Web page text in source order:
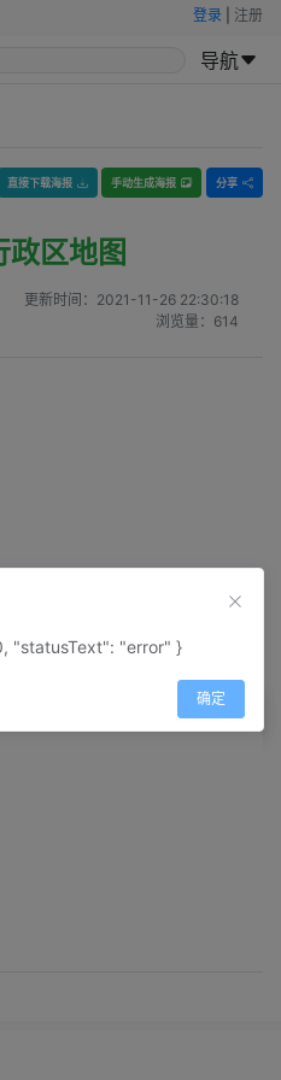
登录 注册
导航
直接下载海报 手动生成海报 分享
政区地图
更新时间： 2021-11-26 22:30:18
浏览量： 614
区划图
"statusText": "error" }
确定